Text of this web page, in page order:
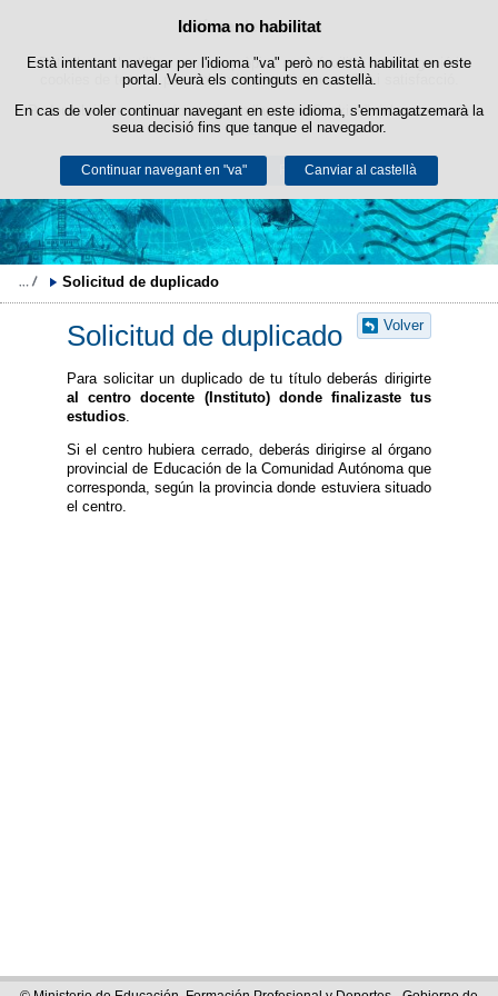
Política de cookies
Este lloc web utilitza cookies pròpies per a facilitar la navegació i
cookies de tercers per a obtindre estadístiques d'ús i satisfacció.
Podeu obtindre més informació en l'apartat "Cookies" del nostreavís
legal.
Acceptar Rebutjar
Idioma no habilitat
Està intentant navegar per l'idioma "va" però no està habilitat en este
portal. Veurà els continguts en castellà.
En cas de voler continuar navegant en este idioma, s'emmagatzemarà la
seua decisió fins que tanque el navegador.
Continuar navegant en "va" Canviar al castellà
Passar al contingut
Solicitud de duplicado
Volver
Solicitud de duplicado
Para solicitar un duplicado de tu título deberás dirigirte
al centro docente (Instituto) donde finalizaste tus
estudios.
Si el centro hubiera cerrado, deberás dirigirse al órgano
provincial de Educación de la Comunidad Autónoma que
corresponda, según la provincia donde estuviera situado
el centro.